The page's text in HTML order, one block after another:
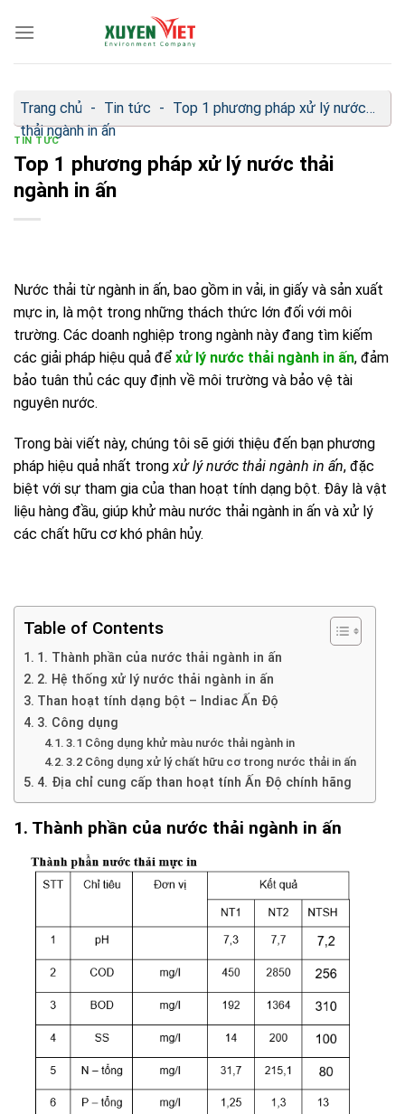
qua
Trang chủ - Tin tức - Top 1 phương pháp xử lý nước
thải ngành in ấn
TIN TỨC
Top 1 phương pháp xử lý nước thải
ngành in ấn
Nước thải từ ngành in ấn, bao gồm in vải, in giấy và sản xuất
mực in, là một trong những thách thức lớn đối với môi
trường. Các doanh nghiệp trong ngành này đang tìm kiếm
các giải pháp hiệu quả để xử lý nước thải ngành in ấn, đảm
bảo tuân thủ các quy định về môi trường và bảo vệ tài
nguyên nước.
Trong bài viết này, chúng tôi sẽ giới thiệu đến bạn phương
pháp hiệu quả nhất trongxử lý nước thải ngành in ấn, đặc
biệt với sự tham gia của than hoạt tính dạng bột. Đây là vật
liệu hàng đầu, giúp khử màu nước thải ngành in ấn và xử lý
các chất hữu cơ khó phân hủy.
Table of Contents
1. Thành phần của nước thải ngành in ấn
2. Hệ thống xử lý nước thải ngành in ấn
Than hoạt tính dạng bột – Indiac Ấn Độ
3. Công dụng
3.1 Công dụng khử màu nước thải ngành in
3.2 Công dụng xử lý chất hữu cơ trong nước thải in ấn
4. Địa chỉ cung cấp than hoạt tính Ấn Độ chính hãng
1. Thành phần của nước thải ngành in ấn